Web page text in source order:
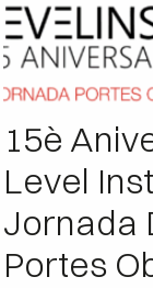
15è
Level
Jornada
Portes